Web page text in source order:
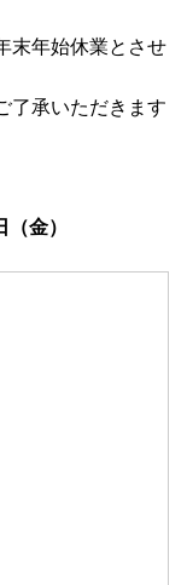
末年始休業とさせ
了承いただきます
金）